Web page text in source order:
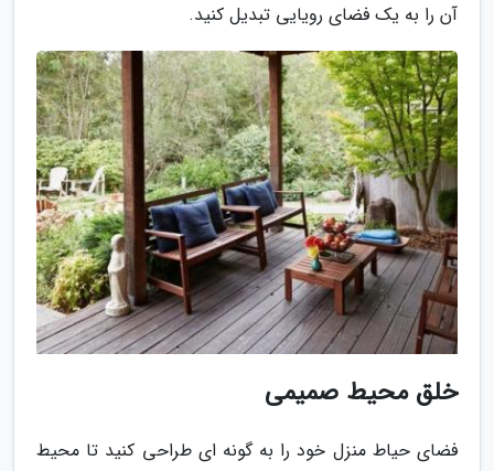
آن را به یک فضای رویایی تبدیل کنید.
خلق محیط صمیمی
فضای حیاط منزل خود را به گونه ای طراحی کنید تا محیط